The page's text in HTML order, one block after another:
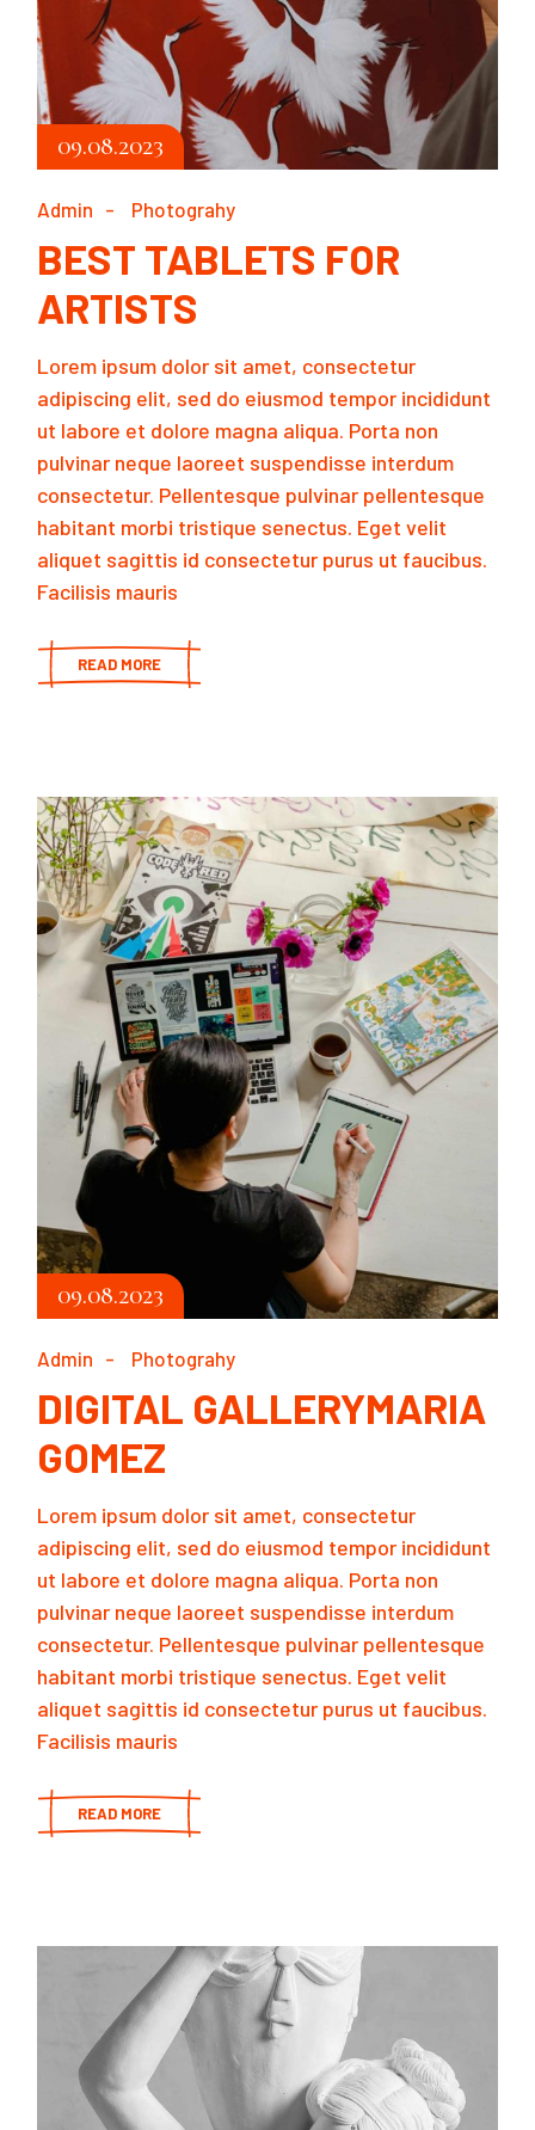
09.08.2023
Admin Photograhy
BEST TABLETS FOR
ARTISTS
Lorem ipsum dolor sit amet, consectetur
adipiscing elit, sed do eiusmod tempor incididunt
ut labore et dolore magna aliqua. Porta non
pulvinar neque laoreet suspendisse interdum
consectetur. Pellentesque pulvinar pellentesque
habitant morbi tristique senectus. Eget velit
aliquet sagittis id consectetur purus ut faucibus.
Facilisis mauris
READ MORE
09.08.2023
Admin Photograhy
DIGITAL GALLERYMARIA
GOMEZ
Lorem ipsum dolor sit amet, consectetur
adipiscing elit, sed do eiusmod tempor incididunt
ut labore et dolore magna aliqua. Porta non
pulvinar neque laoreet suspendisse interdum
consectetur. Pellentesque pulvinar pellentesque
habitant morbi tristique senectus. Eget velit
aliquet sagittis id consectetur purus ut faucibus.
Facilisis mauris
READ MORE